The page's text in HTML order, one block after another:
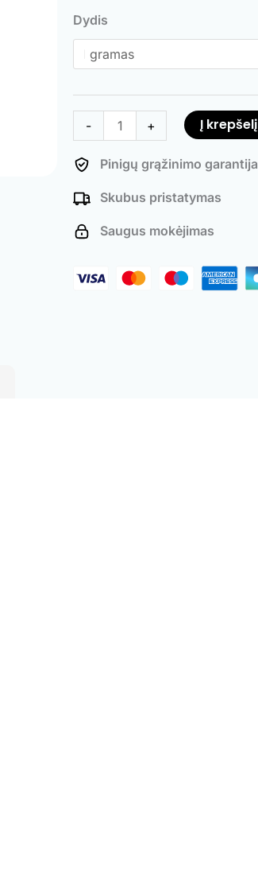
Dydis
-
kiekis:
+ Į krepšelį
Pinigų grąžinimo garantija
Skubus pristatymas
Saugus mokėjimas